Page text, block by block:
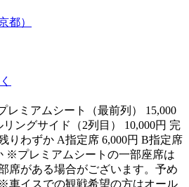
都）
レミアムシート（最前列） 15,000
ングサイド（2列目） 10,000円 完
りわずか A指定席 6,000円 B指定席
※プレミアムシートの一部座席は
席がある場合がございます。予め
車イスでの観戦希望の方はオール